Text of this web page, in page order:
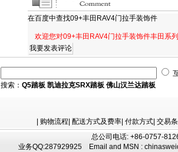
在百度中查找09+丰田RAV4门拉手装饰件
欢迎您对09+丰田RAV4门拉手装饰件丰田系
搜索： Q5踏板 凯迪拉克SRX踏板 佛山汉兰达踏板
购物流程 配送方式及费率| 付款方式| 交易
总公司电话: +86-0757-
业务QQ:287929925 Email and MSN :